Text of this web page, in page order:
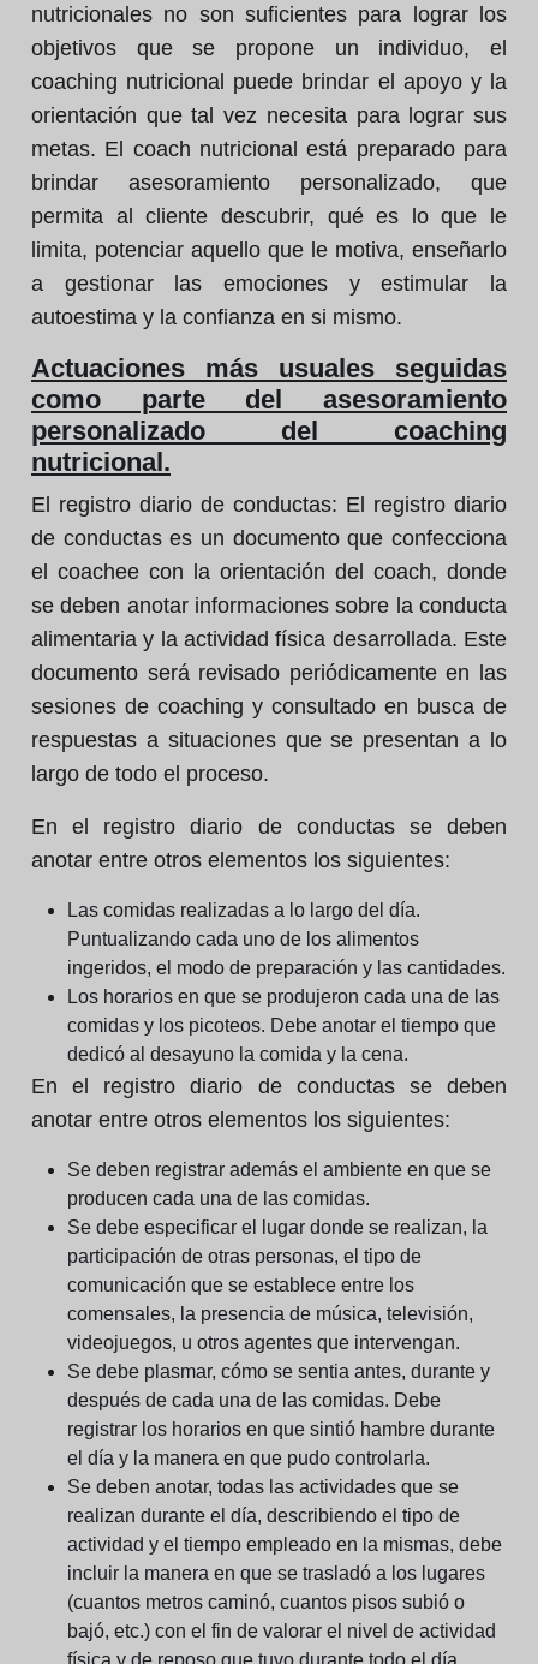
nutricionales no son suficientes para lograr los
objetivos que se propone un individuo, el
coaching nutricional puede brindar el apoyo y la
orientación que tal vez necesita para lograr sus
metas. El coach nutricional está preparado para
brindar asesoramiento personalizado, que
permita al cliente descubrir, qué es lo que le
limita, potenciar aquello que le motiva, enseñarlo
a gestionar las emociones y estimular la
autoestima y la confianza en si mismo.
Actuaciones más usuales seguidas
como parte del asesoramiento
personalizado del coaching
nutricional.
El registro diario de conductas: El registro diario
de conductas es un documento que confecciona
el coachee con la orientación del coach, donde
se deben anotar informaciones sobre la conducta
alimentaria y la actividad física desarrollada. Este
documento será revisado periódicamente en las
sesiones de coaching y consultado en busca de
respuestas a situaciones que se presentan a lo
largo de todo el proceso.
En el registro diario de conductas se deben
anotar entre otros elementos los siguientes:
Las comidas realizadas a lo largo del día.
Puntualizando cada uno de los alimentos
ingeridos, el modo de preparación y las cantidades.
Los horarios en que se produjeron cada una de las
comidas y los picoteos. Debe anotar el tiempo que
dedicó al desayuno la comida y la cena.
En el registro diario de conductas se deben
anotar entre otros elementos los siguientes:
Se deben registrar además el ambiente en que se
producen cada una de las comidas.
Se debe especificar el lugar donde se realizan, la
participación de otras personas, el tipo de
comunicación que se establece entre los
comensales, la presencia de música, televisión,
videojuegos, u otros agentes que intervengan.
Se debe plasmar, cómo se sentia antes, durante y
después de cada una de las comidas. Debe
registrar los horarios en que sintió hambre durante
el día y la manera en que pudo controlarla.
Se deben anotar, todas las actividades que se
realizan durante el día, describiendo el tipo de
actividad y el tiempo empleado en la mismas, debe
incluir la manera en que se trasladó a los lugares
(cuantos metros caminó, cuantos pisos subió o
bajó, etc.) con el fin de valorar el nivel de actividad
física y de reposo que tuvo durante todo el día.